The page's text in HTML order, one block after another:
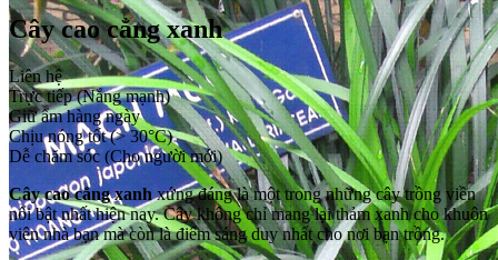
Cây cao cẳng xanh
Liên hệ
Trực tiếp (Nắng mạnh)
Giữ ẩm hàng ngày
Chịu nóng tốt (> 30°C)
Dễ chăm sóc (Cho người mới)
Cây cao cẳng xanhxứng đáng là một trong những cây trồng viền
nổi bật nhất hiện nay. Cây không chỉ mang lại thảm xanh cho khuôn
viên nhà bạn mà còn là điểm sáng duy nhất cho nơi bạn trồng.